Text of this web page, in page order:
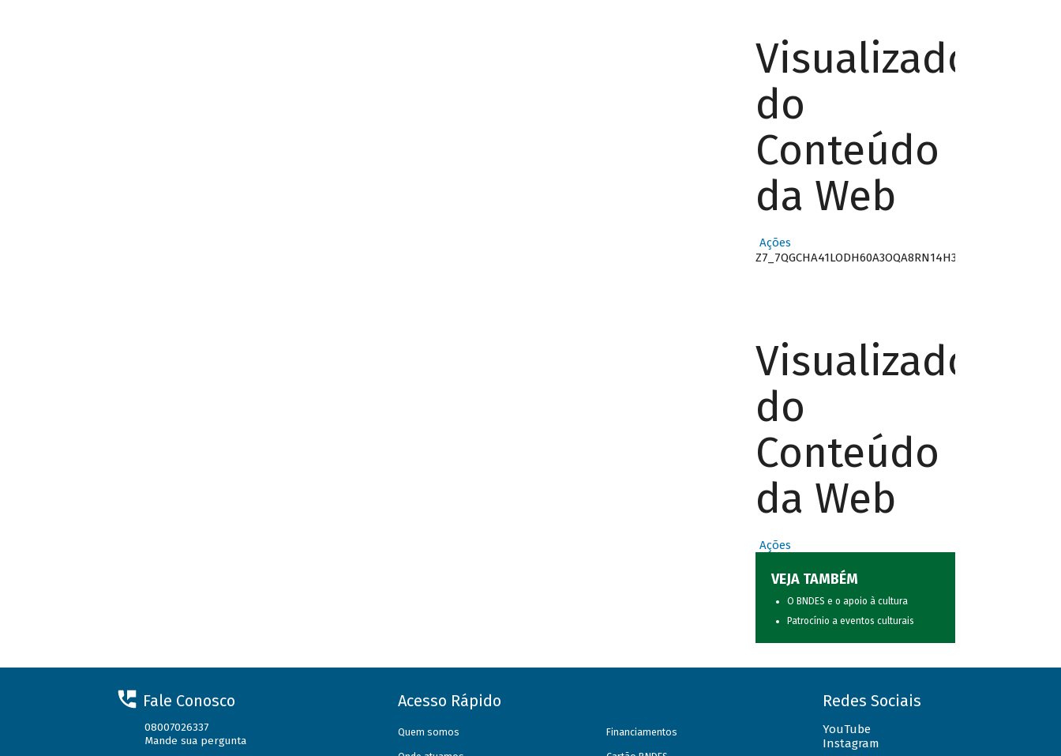
Visualizador
do
Conteúdo
da Web
Ações
Z7_7QGCHA41LODH60A3OQA8RN14H3
Visualizador
do
Conteúdo
da Web
Ações
VEJA TAMBÉM
O BNDES e o apoio à cultura
Patrocínio a eventos culturais
Fale Conosco
08007026337
Mande sua pergunta
Acesso Rápido
Quem somos Financiamentos
Redes Sociais
YouTube
Instagram